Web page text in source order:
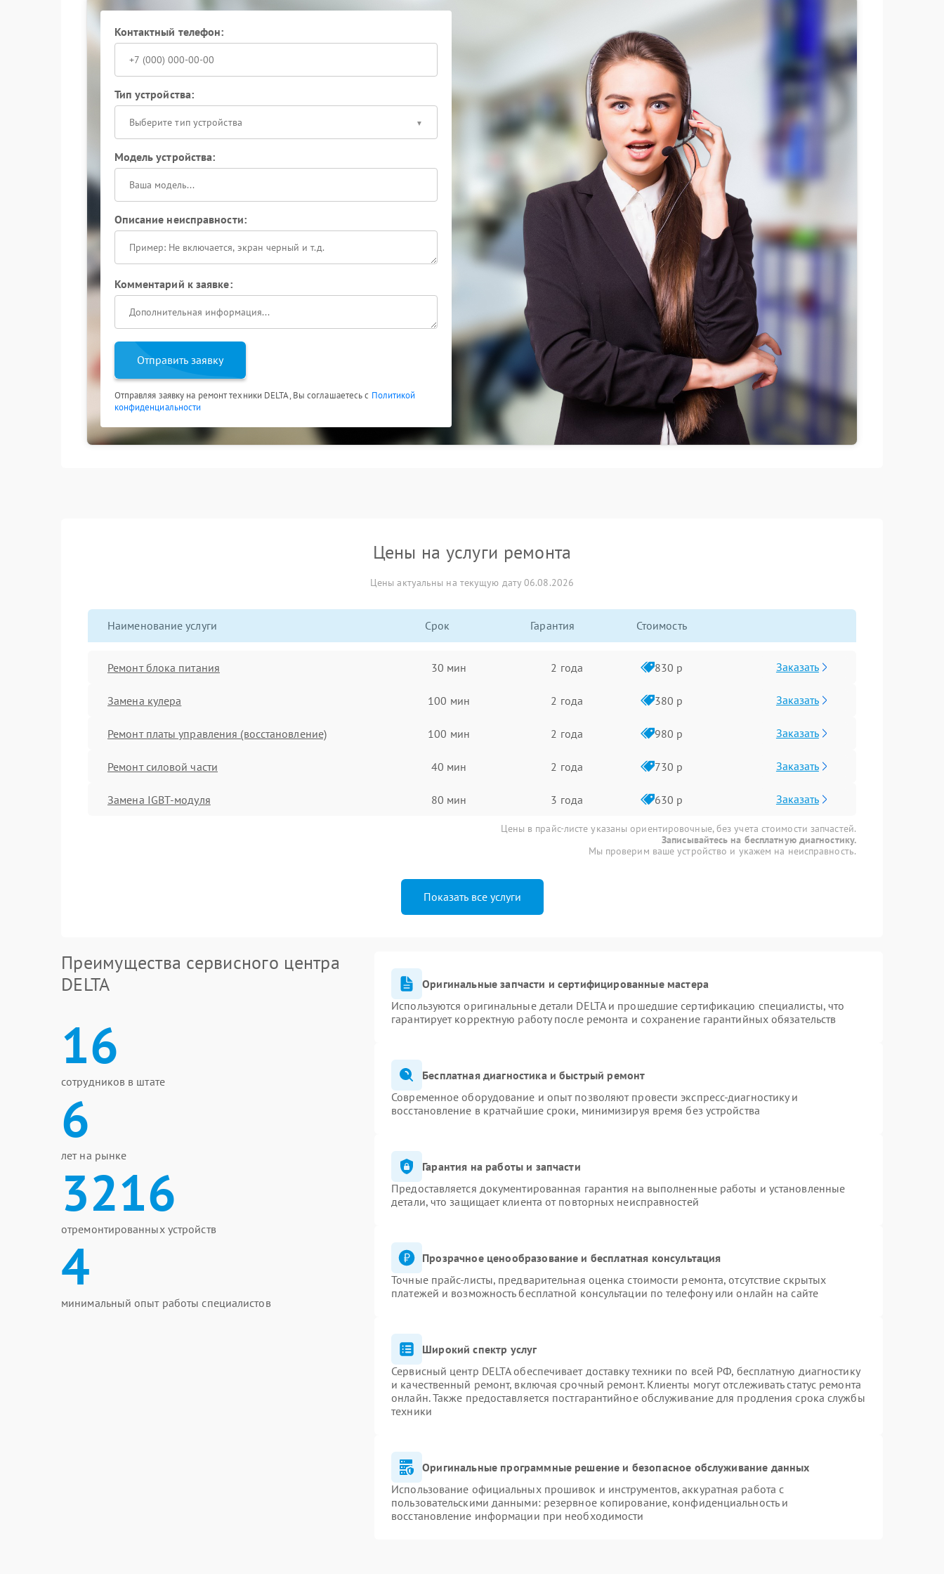
Контактный телефон:
Тип устройства:
Выберите тип устройства
Модель устройства:
Описание неисправности:
Комментарий к заявке:
Отправить заявку
Отправляя заявку на ремонт техники DELTA, Вы соглашаетесь с Политикой
конфиденциальности
Цены на услуги ремонта
Цены актуальны на текущую дату 06.08.2026
Наименование услуги Срок Гарантия Стоимость
Ремонт блока питания 30 мин 2 года 830 р Заказать
Замена кулера 100 мин 2 года 380 р Заказать
Ремонт платы управления (восстановление) 100 мин 2 года 980 р Заказать
Ремонт силовой части 40 мин 2 года 730 р Заказать
Замена IGBT-модуля 80 мин 3 года 630 р Заказать
Цены в прайс-листе указаны ориентировочные, без учета стоимости запчастей.
Записывайтесь на бесплатную диагностику.
Мы проверим ваше устройство и укажем на неисправность.
Показать все услуги
Преимущества сервисного центра
DELTA
16
сотрудников в штате
6
лет на рынке
3216
отремонтированных устройств
4
минимальный опыт работы специалистов
Оригинальные запчасти и сертифицированные мастера
Используются оригинальные детали DELTA и прошедшие сертификацию специалисты, что
гарантирует корректную работу после ремонта и сохранение гарантийных обязательств
Бесплатная диагностика и быстрый ремонт
Современное оборудование и опыт позволяют провести экспресс-диагностику и
восстановление в кратчайшие сроки, минимизируя время без устройства
Гарантия на работы и запчасти
Предоставляется документированная гарантия на выполненные работы и установленные
детали, что защищает клиента от повторных неисправностей
Прозрачное ценообразование и бесплатная консультация
Точные прайс-листы, предварительная оценка стоимости ремонта, отсутствие скрытых
платежей и возможность бесплатной консультации по телефону или онлайн на сайте
Широкий спектр услуг
Сервисный центр DELTA обеспечивает доставку техники по всей РФ, бесплатную диагностику
и качественный ремонт, включая срочный ремонт. Клиенты могут отслеживать статус ремонта
онлайн. Также предоставляется постгарантийное обслуживание для продления срока службы
техники
Оригинальные программные решение и безопасное обслуживание данных
Использование официальных прошивок и инструментов, аккуратная работа с
пользовательскими данными: резервное копирование, конфиденциальность и
восстановление информации при необходимости